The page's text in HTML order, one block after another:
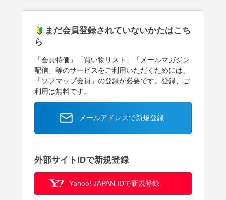
まだ会員登録されていないかたはこち
ら
「会員特価」「買い物リスト」「メールマガジン
配信」等のサービスをご利用いただくためには、
「ソフマップ会員」の登録が必要です。登録、ご
利用は無料です。
メールアドレスで新規登録
外部サイトIDで新規登録
Yahoo! JAPAN IDで新規登録